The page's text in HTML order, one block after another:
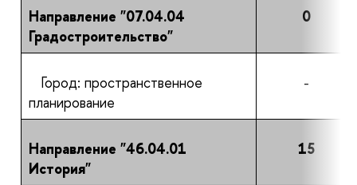
Направление "07.04.04
Градостроительство"
0
Город: пространственное
планирование
-
Направление "46.04.01
История"
15